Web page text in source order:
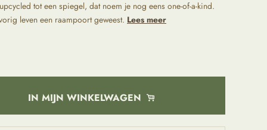
tot een spiegel, dat noem je nog eens one-of-a-kind.
leven een raampoort geweest. Lees meer
IN MIJN WINKELWAGEN